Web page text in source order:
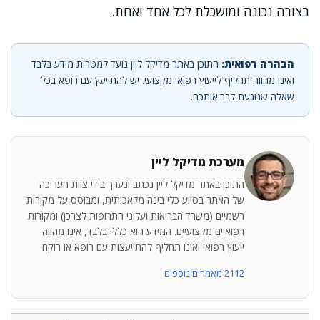
בצורה נכונה ומושכלת לכל אחד ואחת.
הבהרה רפואית: התוכן באתר מדיקל ליין נועד למטרות מידע בלבד
ואינו מהווה תחליף לייעוץ רפואי מקצועי. יש להתייעץ עם רופא בכל
שאלה שנוגעת לבריאותכם.
מערכת מדיקל ליין
התוכן באתר מדיקל ליין נכתב ונערך בידי צוות העריכה
של האתר בסיוע כלי בינה מלאכותית, ומבוסס על מקורות
רשמיים (משרד הבריאות ועלוני התרופות לצרכן) ומקורות
רפואיים מקצועיים. המידע הוא כללי בלבד, אינו מהווה
ייעוץ רפואי ואינו תחליף להתייעצות עם רופא או רוקח.
2112 מאמרים נוספים